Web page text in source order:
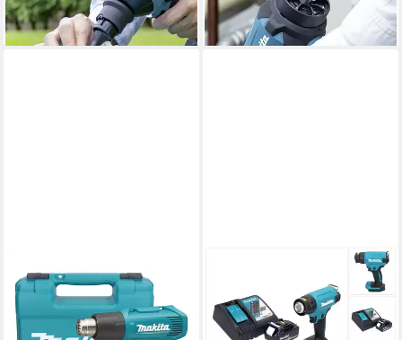
10,44 €
lieferbar - in 2-3 Werktagen bei dir
6,32 €
lieferbar - in 2-3 Werktagen bei dir